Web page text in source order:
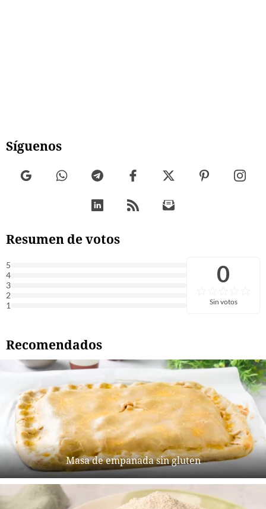
Síguenos
Resumen de votos
5
4
3
2
1
0
Sin votos
Recomendados
Masa de empanada sin gluten